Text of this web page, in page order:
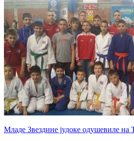
Младе Звездине јудоке одушевиле на